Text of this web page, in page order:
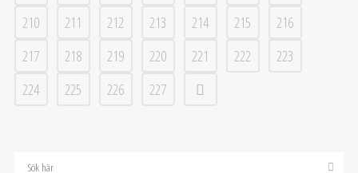
210
211 212 213 214 215
216
217
218 219 220 221 222
223
224
225 226 227